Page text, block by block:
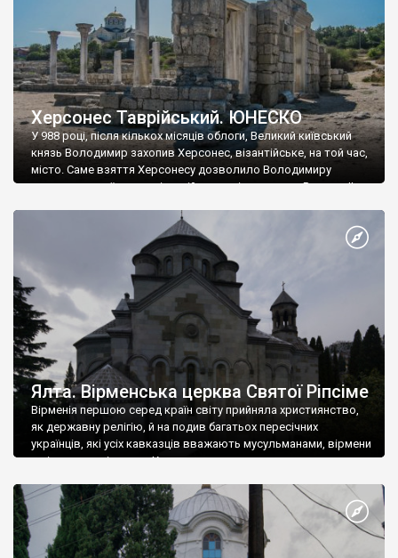
Херсонес Таврійський. ЮНЕСКО
У 988 році, після кількох місяців облоги, Великий київський
князь Володимир захопив Херсонес, візантійське, на той час,
місто. Саме взяття Херсонесу дозволило Володимиру
диктувати свої умови візантійському імператору Василю ІІ, та
Херсонесі Володимир-язичник, став Василем-християнином.
А потім було Хрещення Русі. На честь Херсонесу Таврійського
Ялта. Вірменська церква Святої Ріпсіме
Вірменія першою серед країн світу прийняла християнство,
як державну релігію, й на подив багатьох пересічних
українців, які усіх кавказців вважають мусульманами, вірмени
є відданими вірянами Христа